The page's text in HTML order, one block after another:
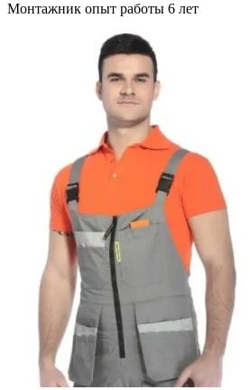
Монтажник опыт работы 6 лет